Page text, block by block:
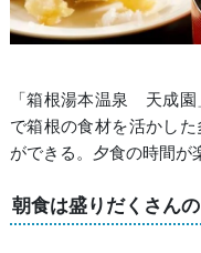
「箱根湯本温泉 天成
で箱根の食材を活かし
ができる。夕食の時間が
朝食は盛りだくさん